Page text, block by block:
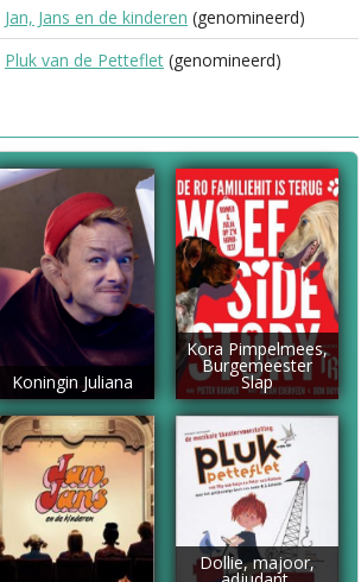
Jan, Jans en de kinderen (genomineerd)
Pluk van de Petteflet (genomineerd)
Koningin Juliana
Kora Pimpelmees,
Burgemeester
Slap
Dollie, majoor,